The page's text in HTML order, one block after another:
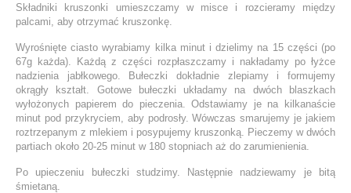
Składniki kruszonki umieszczamy w misce i rozcieramy między
palcami, aby otrzymać kruszonkę.
Wyrośnięte ciasto wyrabiamy kilka minut i dzielimy na 15 części (po
67g każda). Każdą z części rozpłaszczamy i nakładamy po łyżce
nadzienia jabłkowego. Bułeczki dokładnie zlepiamy i formujemy
okrągły kształt. Gotowe bułeczki układamy na dwóch blaszkach
wyłożonych papierem do pieczenia. Odstawiamy je na kilkanaście
minut pod przykryciem, aby podrosły. Wówczas smarujemy je jakiem
roztrzepanym z mlekiem i posypujemy kruszonką. Pieczemy w dwóch
partiach około 20-25 minut w 180 stopniach aż do zarumienienia.
Po upieczeniu bułeczki studzimy. Następnie nadziewamy je bitą
śmietaną.